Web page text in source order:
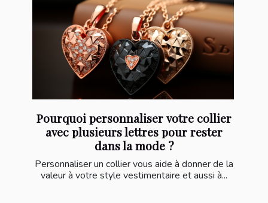
Pourquoi personnaliser votre collier
avec plusieurs lettres pour rester
dans la mode ?
Personnaliser un collier vous aide à donner de la
valeur à votre style vestimentaire et aussi à...